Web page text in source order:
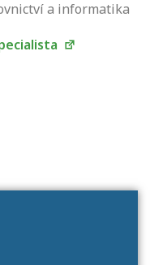
a informatika
pro danou